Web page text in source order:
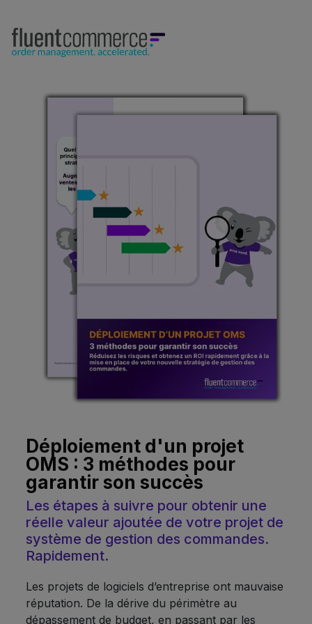
Déploiement d'un projet
OMS : 3 méthodes pour
garantir son succès
Les étapes à suivre pour obtenir une
réelle valeur ajoutée de votre projet de
système de gestion des commandes.
Rapidement.
Les projets de logiciels d’entreprise ont mauvaise
réputation. De la dérive du périmètre au
dépassement de budget, en passant par les